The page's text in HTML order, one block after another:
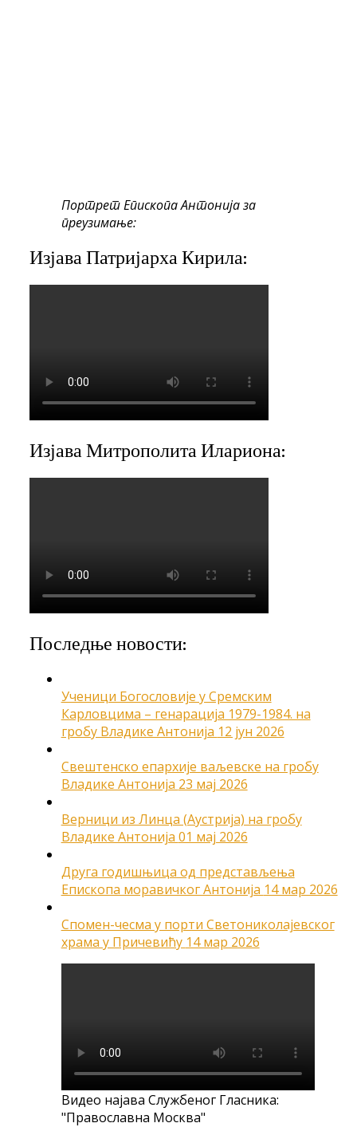
Портрет Епископа Антонија за
преузимање:
Изјава Патријарха Кирила:
Изјава Митрополита Илариона:
Последње новости:
Ученици Богословије у Сремским
Карловцима – генарација 1979-1984. на
гробу Владике Антонија 12 јун 2026
Свештенско епархије ваљевске на гробу
Владике Антонија 23 мај 2026
Верници из Линца (Аустрија) на гробу
Владике Антонија 01 мај 2026
Друга годишњица од представљења
Епископа моравичког Антонија 14 мар 2026
Спомен-чесма у порти Светониколајевског
храма у Причевићу 14 мар 2026
Видео најава Службеног Гласника:
"Православна Москва"